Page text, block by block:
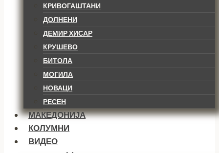
КРИВОГАШТАНИ
ДОЛНЕНИ
ДЕМИР ХИСАР
КРУШЕВО
БИТОЛА
МОГИЛА
НОВАЦИ
РЕСЕН
МАКЕДОНИЈА
КОЛУМНИ
ВИДЕО